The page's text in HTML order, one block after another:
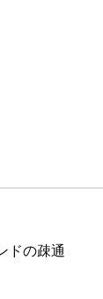
ドの疎通